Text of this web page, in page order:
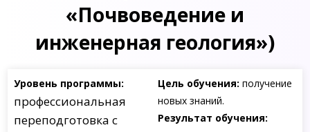
«Почвоведение и
инженерная геология»)
Уровень программы:
профессиональная
переподготовка с
Цель обучения: получение
новых знаний.
Результат обучения: